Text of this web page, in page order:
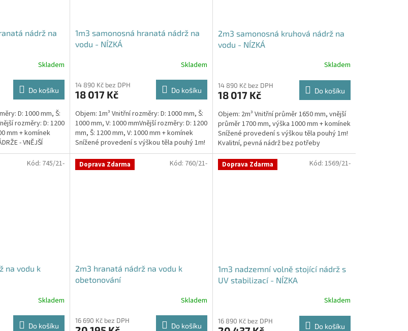
nádrž na
Skladem
Do košíku
D: 1000 mm, Š:
rozměry: D: 1200
mm + komínek
- VNĚJŠÍ
1m3 samonosná hranatá nádrž na
vodu - NÍZKÁ
produktu
je
z
5
hvězdiček.
Skladem
14 890 Kč bez DPH
18 017 Kč Do košíku
Objem: 1m³ Vnitřní rozměry: D: 1000 mm, Š:
1000 mm, V: 1000 mmVnější rozměry: D: 1200
mm, Š: 1200 mm, V: 1000 mm + komínek
Snížené provedení s výškou těla pouhý 1m!
Kvalitní,...
2m3 samonosná kruhová nádrž na
vodu - NÍZKÁ
Skladem
14 890 Kč bez DPH
18 017 Kč Do košíku
Objem: 2m³ Vnitřní průměr 1650 mm, vnější
průměr 1700 mm, výška 1000 mm + komínek
Snížené provedení s výškou těla pouhý 1m!
Kvalitní, pevná nádrž bez potřeby
obetonování Průměr...
na vodu k
Skladem
Do košíku
Kód: 745/21- Doprava Zdarma
2m3 hranatá nádrž na vodu k
obetonování
Skladem
16 690 Kč bez DPH
Do košíku
Kód: 760/21- Doprava Zdarma
1m3 nadzemní volně stojící nádrž s
UV stabilizací - NÍZKA
Skladem
16 890 Kč bez DPH
Do košíku
Kód: 1569/21-